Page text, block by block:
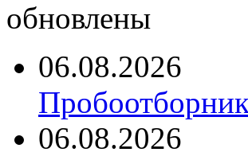
обновлены
06.08.2026
06.08.2026